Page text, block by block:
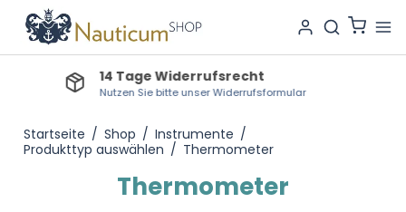
Lieferzeit Lagerware: 1-2 Tage
Bestellartikel: 3-7 Tage, Produktionsartikel: 3-4 Wochen
Startseite / Shop / Instrumente /
Produkttyp auswählen / Thermometer
Thermometer